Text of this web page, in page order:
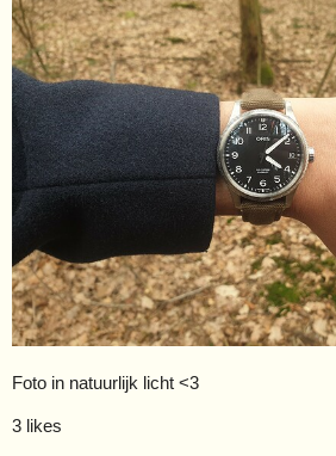
Foto in natuurlijk licht <3
3 likes